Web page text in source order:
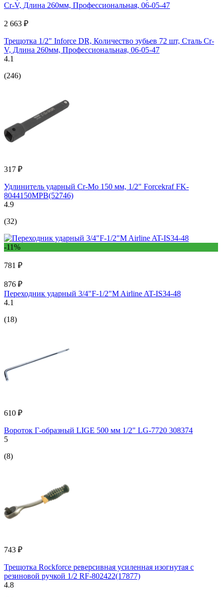
2 663 ₽
Трещотка 1/2" Inforce DR, Количество зубьев 72 шт, Сталь Cr-
V, Длина 260мм, Профессиональная, 06-05-47
4.1
(246)
317 ₽
Удлинитель ударный Cr-Mo 150 мм, 1/2" Forcekraf FK-
8044150MPB(52746)
4.9
(32)
-11%
781 ₽
876 ₽
Переходник ударный 3/4"F-1/2"M Airline AT-IS34-48
4.1
(18)
610 ₽
Вороток Г-образный LIGE 500 мм 1/2" LG-7720 308374
5
(8)
743 ₽
Трещотка Rockforce реверсивная усиленная изогнутая с
резиновой ручкой 1/2 RF-802422(17877)
4.8